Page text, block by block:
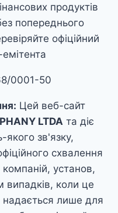
продуктів
попереднього
офіційний
0001-50
Цей веб-сайт
LTDAта діє
якого зв'язку,
схвалення
установ,
випадків, коли це
надається лише для